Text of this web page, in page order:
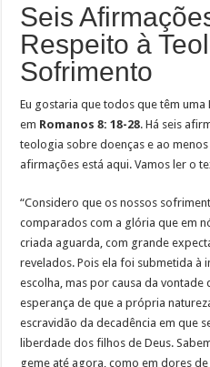
Seis
Respeito à
Sofrimento
Eu gostaria que todos que têm
em Romanos 8: 18-28. Há seis
teologia sobre doenças e ao
afirmações está aqui. Vamos ler o
“Considero que os nossos
comparados com a glória que em
criada aguarda, com grande
revelados. Pois ela foi submetida à
escolha, mas por causa da vontade
esperança de que a própria
escravidão da decadência em que
liberdade dos filhos de Deus.
geme até agora, como em dores